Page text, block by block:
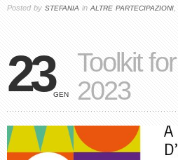
Posted by STEFANIA in ALTRE PARTECIPAZIONI
23GEN
Toolkit
2023